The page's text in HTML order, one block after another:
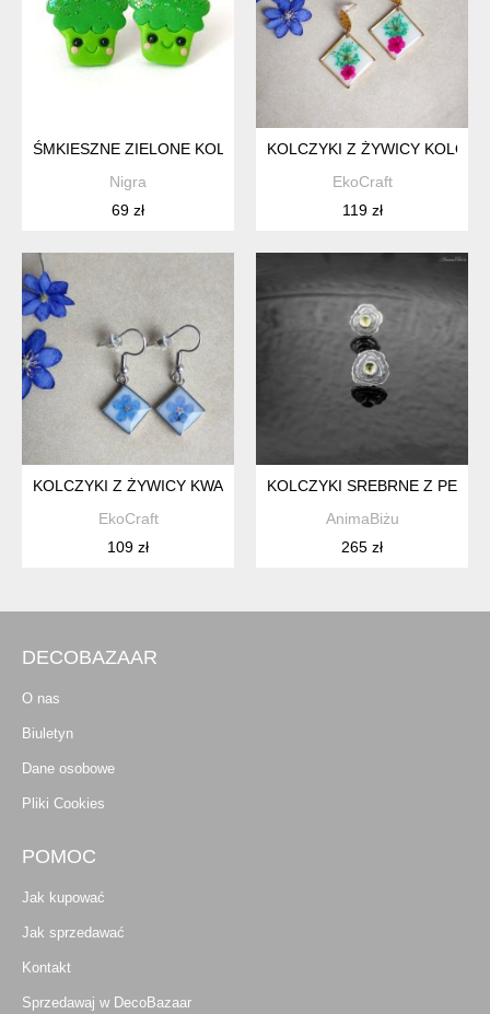
ŚMKIESZNE ZIELONE KOLCZYKI BROKUŁY KAWAII NA
Nigra
69 zł
KOLCZYKI Z ŻYWICY
EkoCraft
119 zł
KOLCZYKI Z ŻYWICY KWADRATOWE NIEZAPOMINAJKI
EkoCraft
109 zł
KOLCZYKI SREBRNE Z
AnimaBiżu
265 zł
DECOBAZAAR
O nas
Biuletyn
Dane osobowe
Pliki Cookies
POMOC
Jak kupować
Jak sprzedawać
Kontakt
Sprzedawaj w DecoBazaar